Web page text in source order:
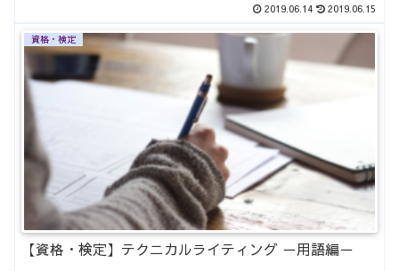
2019.06.14 2019.06.15
資格・検定
【資格・検定】テクニカルライティング －用語編－